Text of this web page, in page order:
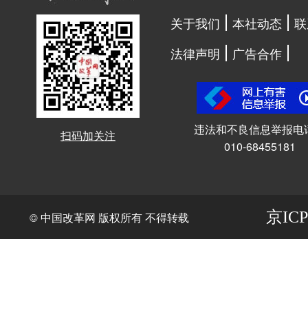
扫码加关注
关于我们 本社动态
法律声明
广告合作
违法和不良信息举报电
010-68455181
© 中国改革网 版权所有 不得转载 京